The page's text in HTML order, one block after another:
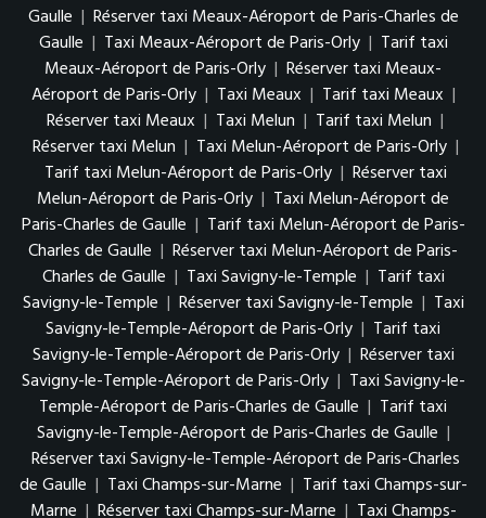
Gaulle | Réserver taxi Meaux-Aéroport de Paris-Charles de
Gaulle | Taxi Meaux-Aéroport de Paris-Orly | Tarif taxi
Meaux-Aéroport de Paris-Orly | Réserver taxi Meaux-
Aéroport de Paris-Orly | Taxi Meaux | Tarif taxi Meaux |
Réserver taxi Meaux | Taxi Melun | Tarif taxi Melun |
Réserver taxi Melun | Taxi Melun-Aéroport de Paris-Orly |
Tarif taxi Melun-Aéroport de Paris-Orly | Réserver taxi
Melun-Aéroport de Paris-Orly | Taxi Melun-Aéroport de
Paris-Charles de Gaulle | Tarif taxi Melun-Aéroport de Paris-
Charles de Gaulle | Réserver taxi Melun-Aéroport de Paris-
Charles de Gaulle | Taxi Savigny-le-Temple | Tarif taxi
Savigny-le-Temple | Réserver taxi Savigny-le-Temple | Taxi
Savigny-le-Temple-Aéroport de Paris-Orly | Tarif taxi
Savigny-le-Temple-Aéroport de Paris-Orly | Réserver taxi
Savigny-le-Temple-Aéroport de Paris-Orly | Taxi Savigny-le-
Temple-Aéroport de Paris-Charles de Gaulle | Tarif taxi
Savigny-le-Temple-Aéroport de Paris-Charles de Gaulle |
Réserver taxi Savigny-le-Temple-Aéroport de Paris-Charles
de Gaulle | Taxi Champs-sur-Marne | Tarif taxi Champs-sur-
Marne | Réserver taxi Champs-sur-Marne | Taxi Champs-